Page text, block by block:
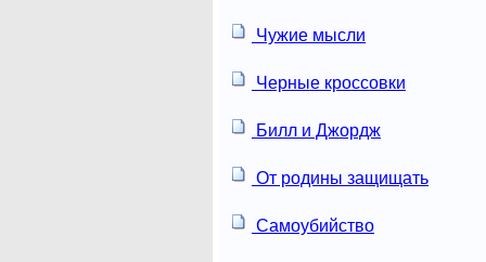
Чужие мысли
Черные кроссовки
Билл и Джордж
От родины защищать
Самоубийство